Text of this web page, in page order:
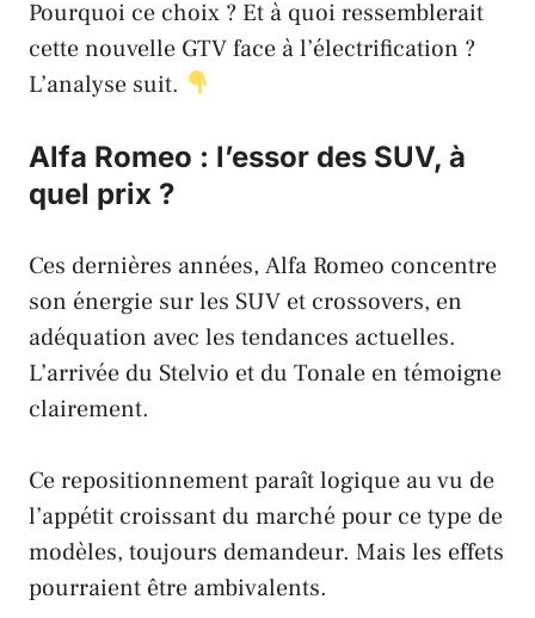
Pourquoi ce choix ? Et à quoi ressemblerait
cette nouvelle GTV face à l’électrification ?
L’analyse suit.
Alfa Romeo : l’essor des SUV, à
quel prix ?
Ces dernières années, Alfa Romeo concentre
son énergie sur les SUV et crossovers, en
adéquation avec les tendances actuelles.
L’arrivée du Stelvio et du Tonale en témoigne
clairement.
Ce repositionnement paraît logique au vu de
l’appétit croissant du marché pour ce type de
modèles, toujours demandeur. Mais les effets
pourraient être ambivalents.